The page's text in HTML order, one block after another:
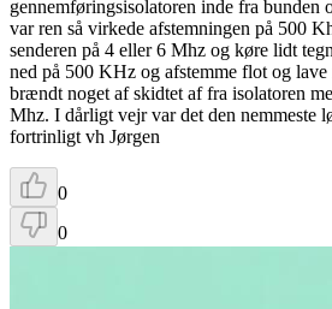
gennemføringsisolatoren inde fra bunden
var ren så virkede afstemningen på 500
senderen på 4 eller 6 Mhz og køre lidt
ned på 500 KHz og afstemme flot og lave
brændt noget af skidtet af fra isolatoren
Mhz. I dårligt vejr var det den nemmeste
fortrinligt vh Jørgen
0
0